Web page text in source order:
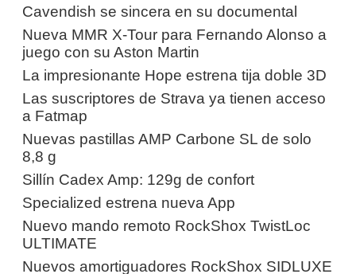
Cavendish se sincera en su documental
Nueva MMR X-Tour para Fernando Alonso a
juego con su Aston Martin
La impresionante Hope estrena tija doble 3D
Las suscriptores de Strava ya tienen acceso
a Fatmap
Nuevas pastillas AMP Carbone SL de solo
8,8 g
Sillín Cadex Amp: 129g de confort
Specialized estrena nueva App
Nuevo mando remoto RockShox TwistLoc
ULTIMATE
Nuevos amortiguadores RockShox SIDLUXE